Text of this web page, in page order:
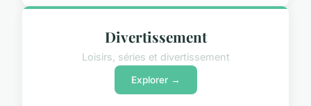
Divertissement
Loisirs, séries et divertissement
Explorer →